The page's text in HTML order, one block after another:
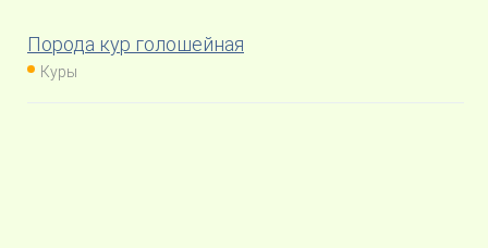
Порода кур голошейная
Куры